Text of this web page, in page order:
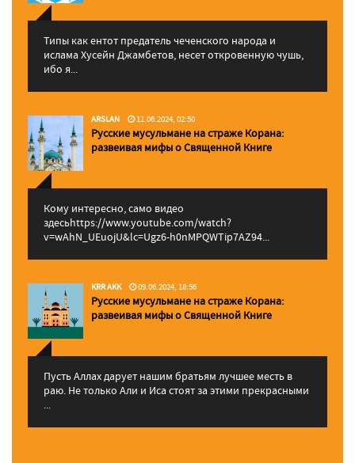
Типы как ентот предатель чеченского народа и
ислама Хусейн Джамбетов, несет откровенную чушь,
ибо я...
ARSLAN 11.06.2024, 02:50
Русские мусульмане на страже Корана:
pазвеивая мифы о Священной Книге
Кому интересно, само видео
здесьhttps://www.youtube.com/watch?
v=wAhN_UEuojU&lc=Ugz6-h0nMPQWTip7AZ94...
KRR AKK 09.06.2024, 18:56
Русские мусульмане на страже Корана:
pазвеивая мифы о Священной Книге
Пусть Аллах дарует нашим братьям лучшее месть в
раю. Не только Али и Иса стоят за этими прекрасными
...